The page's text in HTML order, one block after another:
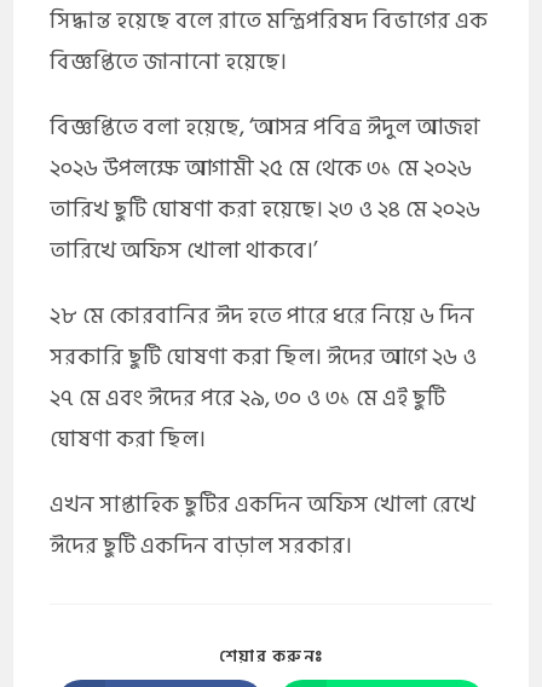
সিদ্ধান্ত হয়েছে বলে রাতে মন্ত্রিপরিষদ বিভাগের এক
বিজ্ঞপ্তিতে জানানো হয়েছে।
বিজ্ঞপ্তিতে বলা হয়েছে, ‘আসন্ন পবিত্র ঈদুল আজহা
২০২৬ উপলক্ষে আগামী ২৫ মে থেকে ৩১ মে ২০২৬
তারিখ ছুটি ঘোষণা করা হয়েছে। ২৩ ও ২৪ মে ২০২৬
তারিখে অফিস খোলা থাকবে।’
২৮ মে কোরবানির ঈদ হতে পারে ধরে নিয়ে ৬ দিন
সরকারি ছুটি ঘোষণা করা ছিল। ঈদের আগে ২৬ ও
২৭ মে এবং ঈদের পরে ২৯, ৩০ ও ৩১ মে এই ছুটি
ঘোষণা করা ছিল।
এখন সাপ্তাহিক ছুটির একদিন অফিস খোলা রেখে
ঈদের ছুটি একদিন বাড়াল সরকার।
শেয়ার করুনঃ